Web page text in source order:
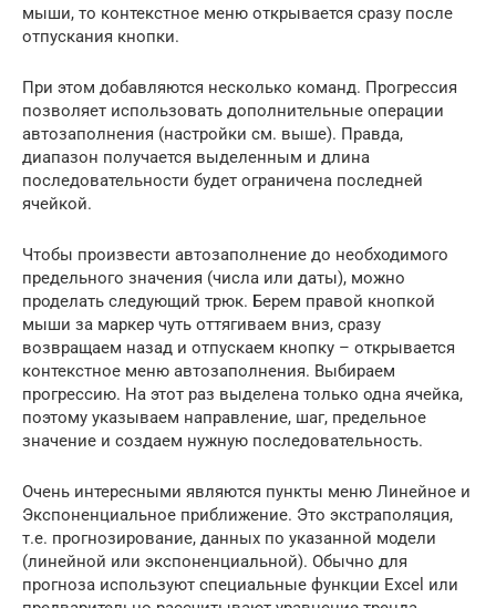
мыши, то контекстное меню открывается сразу после
отпускания кнопки.
При этом добавляются несколько команд. Прогрессия
позволяет использовать дополнительные операции
автозаполнения (настройки см. выше). Правда,
диапазон получается выделенным и длина
последовательности будет ограничена последней
ячейкой.
Чтобы произвести автозаполнение до необходимого
предельного значения (числа или даты), можно
проделать следующий трюк. Берем правой кнопкой
мыши за маркер чуть оттягиваем вниз, сразу
возвращаем назад и отпускаем кнопку – открывается
контекстное меню автозаполнения. Выбираем
прогрессию. На этот раз выделена только одна ячейка,
поэтому указываем направление, шаг, предельное
значение и создаем нужную последовательность.
Очень интересными являются пункты меню Линейное и
Экспоненциальное приближение. Это экстраполяция,
т.е. прогнозирование, данных по указанной модели
(линейной или экспоненциальной). Обычно для
прогноза используют специальные функции Excel или